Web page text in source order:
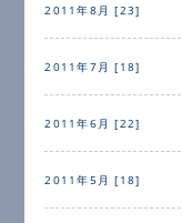
2011年8月 [23]
2011年7月 [18]
2011年6月 [22]
2011年5月 [18]